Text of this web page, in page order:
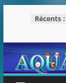
Récents :